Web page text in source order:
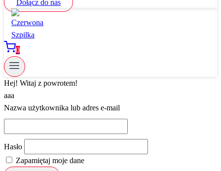
Dołącz do nas
0
Hej! Witaj z powrotem!
aaa
Nazwa użytkownika lub adres e-mail
Hasło
Zapamiętaj moje dane